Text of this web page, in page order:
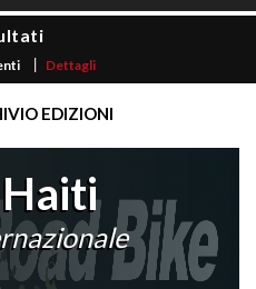
Dettagli
EDIZIONI